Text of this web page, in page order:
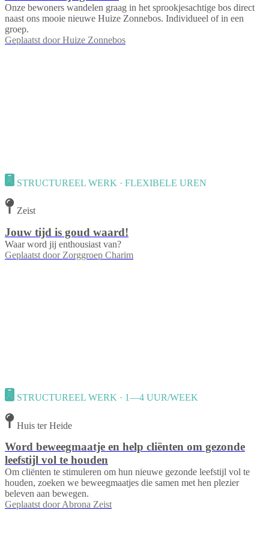
Onze bewoners wandelen graag in het sprookjesachtige bos direct
naast ons mooie nieuwe Huize Zonnebos. Individueel of in een
groep.
Geplaatst door Huize Zonnebos
STRUCTUREEL WERK · FLEXIBELE UREN
Zeist
Jouw tijd is goud waard!
Waar word jij enthousiast van?
Geplaatst door Zorggroep Charim
STRUCTUREEL WERK · 1—4 UUR/WEEK
Huis ter Heide
Word beweegmaatje en help cliënten om gezonde
leefstijl vol te houden
Om cliënten te stimuleren om hun nieuwe gezonde leefstijl vol te
houden, zoeken we beweegmaatjes die samen met hen plezier
beleven aan bewegen.
Geplaatst door Abrona Zeist